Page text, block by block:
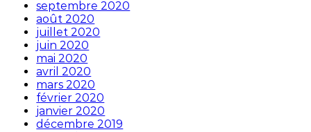
septembre 2020
août 2020
juillet 2020
juin 2020
mai 2020
avril 2020
mars 2020
février 2020
janvier 2020
décembre 2019